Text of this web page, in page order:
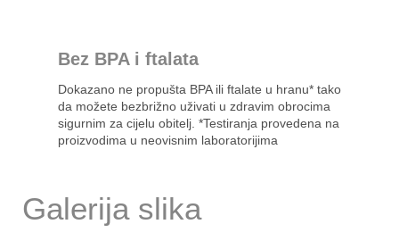
Bez BPA i ftalata
Dokazano ne propušta BPA ili ftalate u hranu* tako
da možete bezbrižno uživati u zdravim obrocima
sigurnim za cijelu obitelj. *Testiranja provedena na
proizvodima u neovisnim laboratorijima
Galerija slika